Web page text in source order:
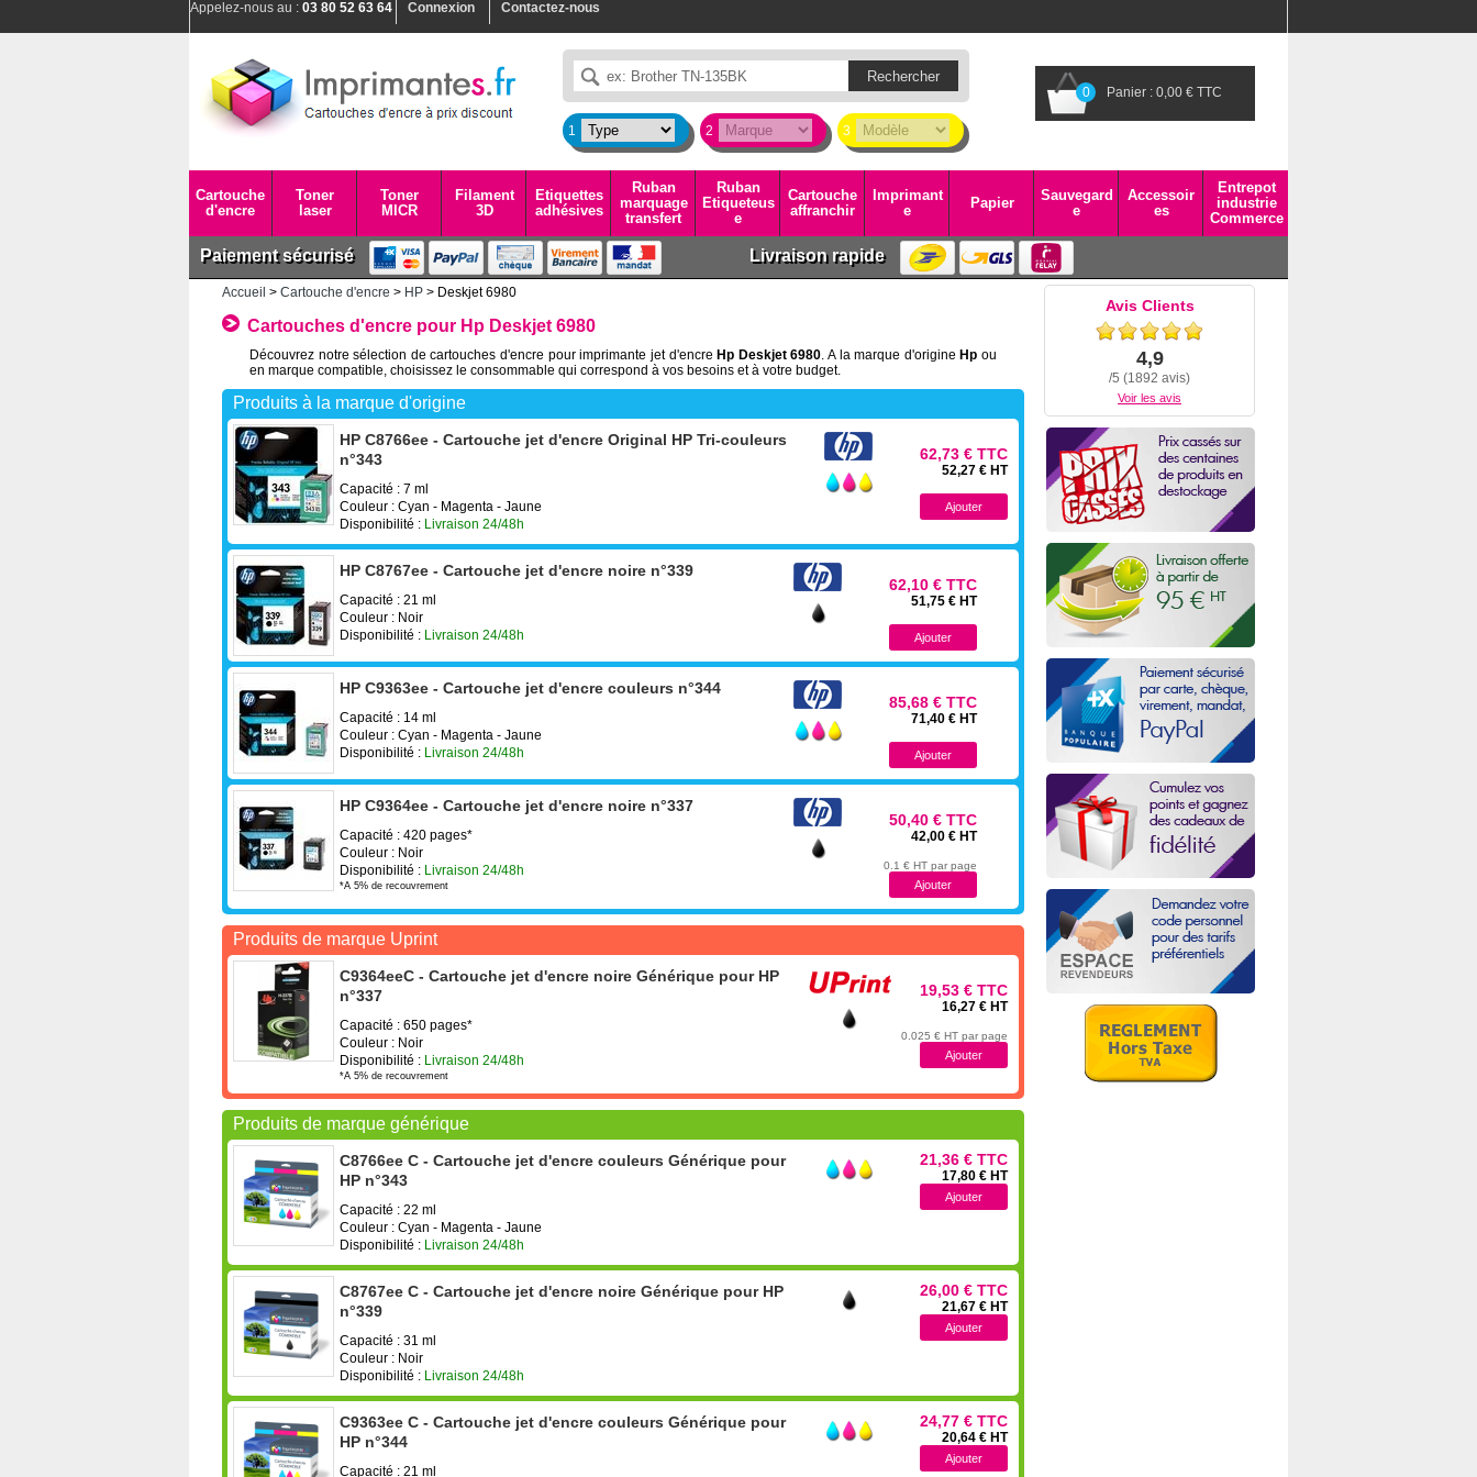
Appelez-nous au : 03 80 52 63 64 Connexion Contactez-nous
1 2 3
0 Panier : 0,00 € TTC
Cartouche
d'encre
Toner
laser
Toner
MICR
Filament
3D
Etiquettes
adhésives
Ruban
marquage
transfert
Ruban
Etiqueteus
e
Cartouche
affranchir
Imprimant
e
Papier
Sauvegard
e
Accessoir
es
Entrepot
industrie
Commerce
Paiement sécurisé Livraison rapide
Accueil > Cartouche d'encre > HP > Deskjet 6980
Cartouches d'encre pour Hp Deskjet 6980
Découvrez notre sélection de cartouches d'encre pour imprimante jet d'encreHp Deskjet 6980 . A la marque d'origineHp ou
en marque compatible, choisissez le consommable qui correspond à vos besoins et à votre budget.
Produits à la marque d'origine
HP C8766ee - Cartouche jet d'encre Original HP Tri-couleurs
n°343
Capacité : 7 ml
Couleur : Cyan - Magenta - Jaune
Disponibilité : Livraison 24/48h
62,73 € TTC
52,27 € HT
HP C8767ee - Cartouche jet d'encre noire n°339
Capacité : 21 ml
Couleur : Noir
Disponibilité : Livraison 24/48h
62,10 € TTC
51,75 € HT
HP C9363ee - Cartouche jet d'encre couleurs n°344
Capacité : 14 ml
Couleur : Cyan - Magenta - Jaune
Disponibilité : Livraison 24/48h
85,68 € TTC
71,40 € HT
HP C9364ee - Cartouche jet d'encre noire n°337
Capacité : 420 pages*
Couleur : Noir
Disponibilité : Livraison 24/48h
*A 5% de recouvrement
50,40 € TTC
42,00 € HT
0.1 € HT par page
Produits de marque Uprint
C9364eeC - Cartouche jet d'encre noire Générique pour HP
n°337
Capacité : 650 pages*
Couleur : Noir
Disponibilité : Livraison 24/48h
*A 5% de recouvrement
19,53 € TTC
16,27 € HT
0.025 € HT par page
Produits de marque générique
C8766ee C - Cartouche jet d'encre couleurs Générique pour
HP n°343
Capacité : 22 ml
Couleur : Cyan - Magenta - Jaune
Disponibilité : Livraison 24/48h
21,36 € TTC
17,80 € HT
C8767ee C - Cartouche jet d'encre noire Générique pour HP
n°339
Capacité : 31 ml
Couleur : Noir
Disponibilité : Livraison 24/48h
26,00 € TTC
21,67 € HT
C9363ee C - Cartouche jet d'encre couleurs Générique pour
HP n°344
Capacité : 21 ml
24,77 € TTC
20,64 € HT
Avis Clients
4,9
/5 (1892 avis)
Voir les avis